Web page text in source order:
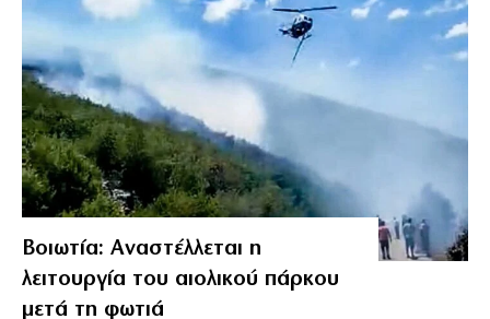
Βοιωτία: Αναστέλλεται η
λειτουργία του αιολικού πάρκου
μετά τη φωτιά